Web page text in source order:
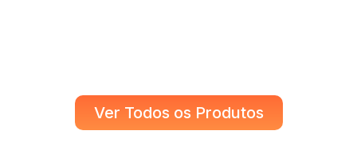
Ver Todos os Produtos